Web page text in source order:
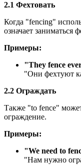
2.1 Фехтовать
Когда "fencing"
означает заниматься
Примеры:
"They fence
"Они фехтуют
2.2 Ограждать
Также "to fence" может
ограждение.
Примеры:
"We need to
"Нам нужно